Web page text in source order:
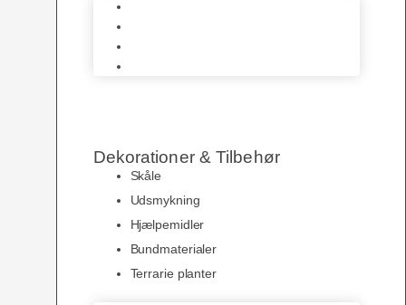
Dekorationer & Tilbehør
Skåle
Udsmykning
Hjælpemidler
Bundmaterialer
Terrarie planter